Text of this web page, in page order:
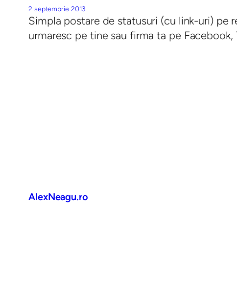
2 septembrie 2013
Simpla postare de statusuri (cu link-uri) pe
urmaresc pe tine sau firma ta pe
AlexNeagu.ro